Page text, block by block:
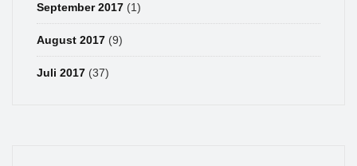
September 2017 (1)
August 2017 (9)
Juli 2017 (37)